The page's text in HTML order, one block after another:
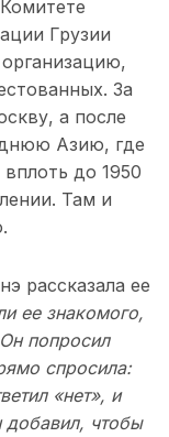
Грузии
За
а после
Азию, где
до 1950
Там и
рассказала ее
ее знакомого,
попросил
спросила:
«нет», и
добавил, чтобы